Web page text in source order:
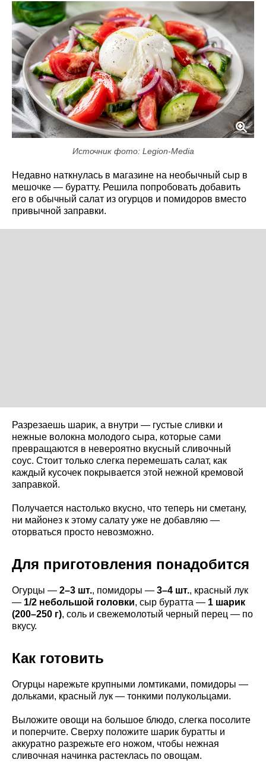
Источник фото: Legion-Media
Недавно наткнулась в магазине на необычный сыр в
мешочке — буратту. Решила попробовать добавить
его в обычный салат из огурцов и помидоров вместо
привычной заправки.
Разрезаешь шарик, а внутри — густые сливки и
нежные волокна молодого сыра, которые сами
превращаются в невероятно вкусный сливочный
соус. Стоит только слегка перемешать салат, как
каждый кусочек покрывается этой нежной кремовой
заправкой.
Получается настолько вкусно, что теперь ни сметану,
ни майонез к этому салату уже не добавляю —
оторваться просто невозможно.
Для приготовления понадобится
Огурцы — 2–3 шт., помидоры — 3–4 шт., красный лук
— 1/2 небольшой головки, сыр буратта — 1 шарик
(200–250 г), соль и свежемолотый черный перец — по
вкусу.
Как готовить
Огурцы нарежьте крупными ломтиками, помидоры —
дольками, красный лук — тонкими полукольцами.
Выложите овощи на большое блюдо, слегка посолите
и поперчите. Сверху положите шарик буратты и
аккуратно разрежьте его ножом, чтобы нежная
сливочная начинка растеклась по овощам.